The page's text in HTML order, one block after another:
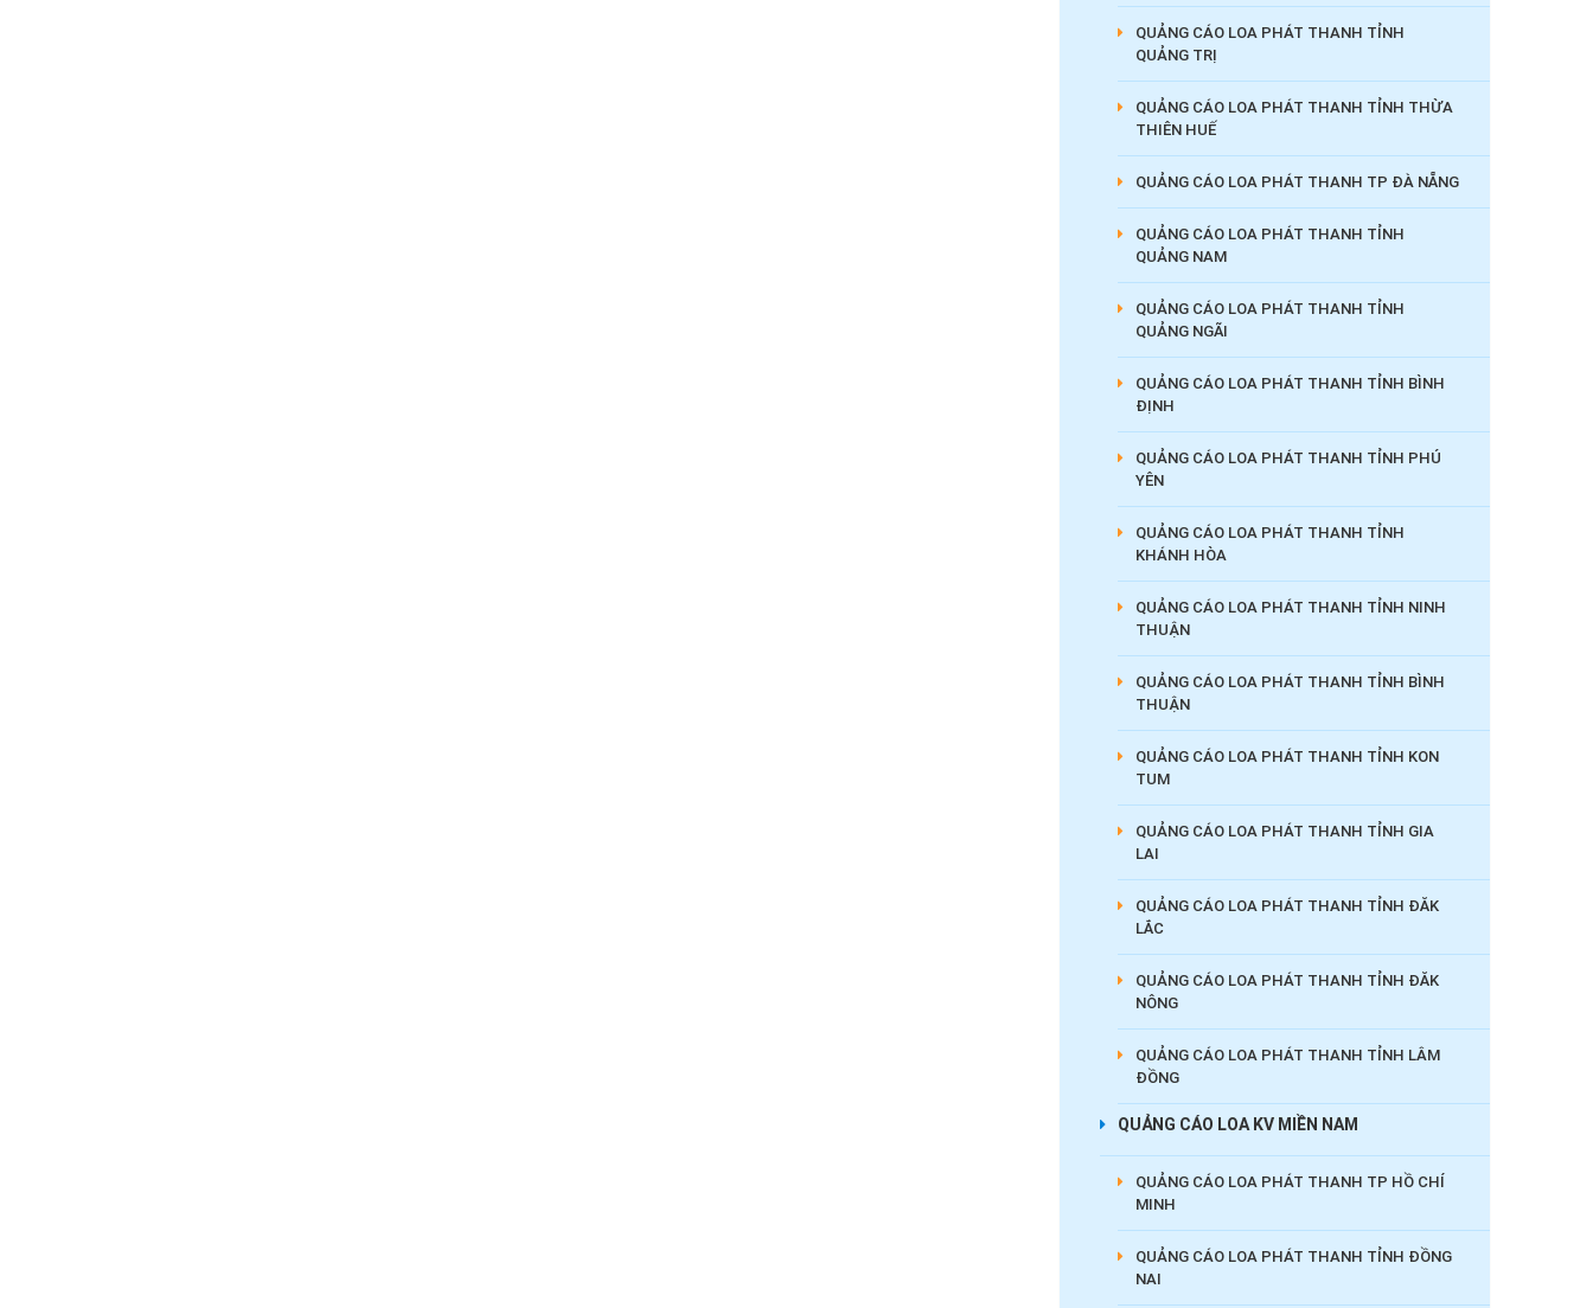
QUẢNG CÁO LOA PHÁT THANH TỈNH
QUẢNG TRỊ
QUẢNG CÁO LOA PHÁT THANH TỈNH THỪA
THIÊN HUẾ
QUẢNG CÁO LOA PHÁT THANH TP ĐÀ NẴNG
QUẢNG CÁO LOA PHÁT THANH TỈNH
QUẢNG NAM
QUẢNG CÁO LOA PHÁT THANH TỈNH
QUẢNG NGÃI
QUẢNG CÁO LOA PHÁT THANH TỈNH BÌNH
ĐỊNH
QUẢNG CÁO LOA PHÁT THANH TỈNH PHÚ
YÊN
QUẢNG CÁO LOA PHÁT THANH TỈNH
KHÁNH HÒA
QUẢNG CÁO LOA PHÁT THANH TỈNH NINH
THUẬN
QUẢNG CÁO LOA PHÁT THANH TỈNH BÌNH
THUẬN
QUẢNG CÁO LOA PHÁT THANH TỈNH KON
TUM
QUẢNG CÁO LOA PHÁT THANH TỈNH GIA
LAI
QUẢNG CÁO LOA PHÁT THANH TỈNH ĐĂK
LẮC
QUẢNG CÁO LOA PHÁT THANH TỈNH ĐĂK
NÔNG
QUẢNG CÁO LOA PHÁT THANH TỈNH LÂM
ĐỒNG
QUẢNG CÁO LOA KV MIỀN NAM
QUẢNG CÁO LOA PHÁT THANH TP HỒ CHÍ
MINH
QUẢNG CÁO LOA PHÁT THANH TỈNH ĐỒNG
NAI